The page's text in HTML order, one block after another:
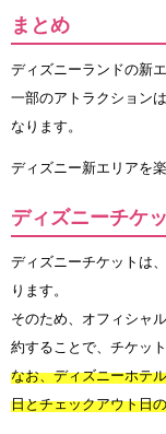
まとめ
ディズニーランドの新
一部のアトラクション
なります。
ディズニー新エリアを
ディズニーチケ
ディズニーチケットは
ります。
そのため、オフィシャ
約することで、チケッ
なお、ディズニーホテ
日とチェックアウト日